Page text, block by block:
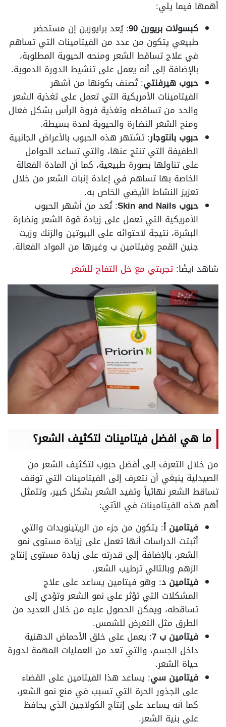
أهمها فيما يلي:
كبسولات بريورن 90: يُعد برايورين إن مستحضر
طبيعي يتكون من عدد من الفيتامينات التي تساهم
في علاج تساقط الشعر ومنحه الحيوية المطلوبة،
بالإضافة إلى أنه يعمل على تنشيط الدورة الدموية.
حبوب هيرفنتي: تُصنف بكونها من أشهر
الفيتامينات الأمريكية التي تعمل على تغذية الشعر
والحد من تساقطه وتغذية فروة الرأس بشكل فعال
ومنح الشعر النضارة والحيوية لمدة بسيطة.
حبوب بانتوجار: تشتهر هذه الحبوب بالأعراض الجانبية
الطفيفة التي تنتج عنها، والتي تساعد الحوامل
على تناولها بصورة طبيعية، كما أن المادة الفعالة
الخاصة بها تساهم في إعادة إنبات الشعر من خلال
تعزيز النشاط الأيضي الخاص به.
حبوب Skin and Nails: تُعد من أشهر الحبوب
الأمريكية التي تعمل على زيادة قوة الشعر ونضارة
البشرة، نتيجة لاحتوائه على البيوتين والزنك وزيت
جنين القمح وفيتامين ب وغيرها من المواد الفعالة.
شاهد أيضًا:تجربتي مع خل التفاح للشعر
ما هي افضل فيتامينات لتكثيف الشعر؟
من خلال التعرف إلى أفضل حبوب لتكثيف الشعر من
الصيدلية ينبغي أن نتعرف إلى الفيتامينات التي توقف
تساقط الشعر نهائياً وتفيد الشعر بشكل كبير، وتتمثل
أهم هذه الفيتامينات في الآتي:
فيتامين أ: يتكون من جزء من الريتينويدات والتي
أثبتت الدراسات أنها تعمل على زيادة مستوى نمو
الشعر، بالإضافة إلى قدرته على زيادة مستوى إنتاج
الزهم وبالتالي ترطيب الشعر.
فيتامين د: وهو فيتامين يساعد على علاج
المشكلات التي تؤثر على نمو الشعر وتؤدي إلى
تساقطه، ويمكن الحصول عليه من خلال العديد من
الطرق مثل التعرض للشمس.
فيتامين ب 7 : يعمل على خلق الأحماض الدهنية
داخل الجسم، والتي تعد من العمليات المهمة لدورة
حياة الشعر.
فيتامين سي: يساعد هذا الفيتامين على القضاء
على الجذور الحرة التي تسبب في منع نمو الشعر،
كما أنه يساعد على إنتاج الكولاجين الذي يحافظ
على بنية الشعر.